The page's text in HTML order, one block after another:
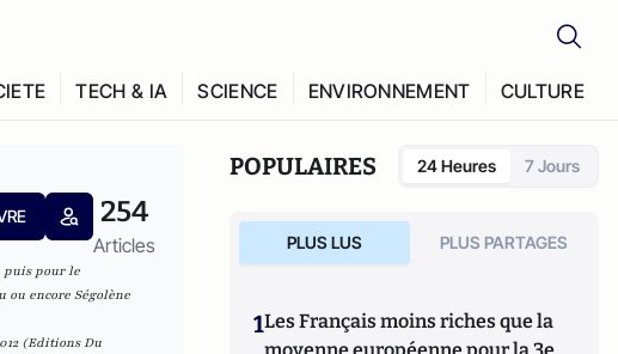
TECH & IA SCIENCE ENVIRONNEMENT CULTURE
254
Articles
puis pour le
ou encore Ségolène
(Editions Du
POPULAIRES 24 Heures 7 Jours
PLUS LUS PLUS PARTAGES
1Les Français moins riches que la